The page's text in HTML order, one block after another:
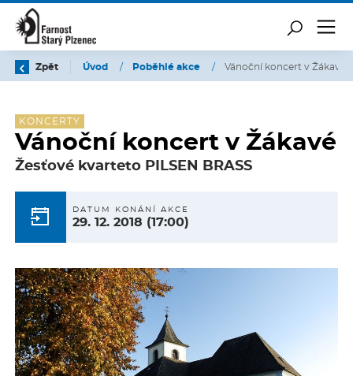
Zpět Úvod / Poběhlé akce / Vánoční koncert v Žákavé
KONCERTY
Vánoční koncert v Žákavé
Žesťové kvarteto PILSEN BRASS
DATUM KONÁNÍ AKCE
29. 12. 2018 (17:00)